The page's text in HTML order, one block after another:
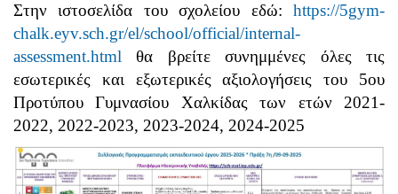
Στην ιστοσελίδα του σχολείου εδώ: https://5gym-
chalk.eyv.sch.gr/el/school/official/internal-
assessment.html θα βρείτε συνημμένες όλες τις
εσωτερικές και εξωτερικές αξιολογήσειςτου 5ου
Προτύπου Γυμνασίου Χαλκίδαςτων ετών 2021-
2022, 2022-2023, 2023-2024, 2024-2025